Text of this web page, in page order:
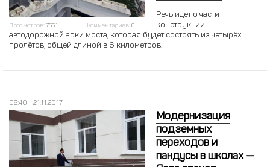
Просмотров: 7551 Комментариев: 0
Речь идет о части
конструкции
автодорожной арки моста, которая будет состоять из четырёх
пролётов, общей длиной в 6 километров.
08:40 21.11.2017
Модернизация
подземных
переходов и
пандусы в школах —